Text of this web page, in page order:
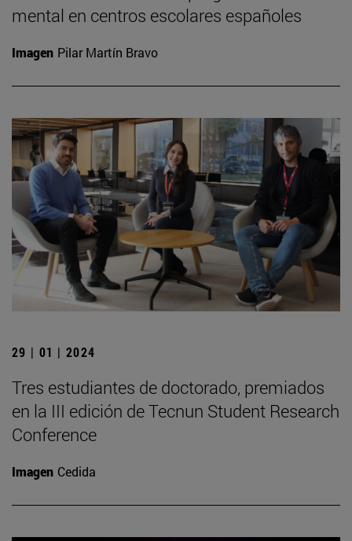
mental en centros escolares españoles
Imagen Pilar Martín Bravo
29 | 01 | 2024
Tres estudiantes de doctorado, premiados
en la III edición de Tecnun Student Research
Conference
Imagen Cedida